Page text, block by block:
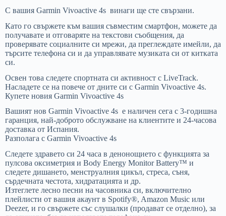
С вашия Garmin Vivoactive 4s винаги ще сте свързани.
Като го свържете към вашия съвместим смартфон, можете да
получавате и отговаряте на текстови съобщения, да
проверявате социалните си мрежи, да преглеждате имейли, да
търсите телефона си и да управлявате музиката си от китката
си.
Освен това следете спортната си активност с LiveTrack.
Насладете се на повече от дните си с Garmin Vivoactive 4s.
Купете новия Garmin Vivoactive 4s
Вашият нов Garmin Vivoactive 4s е наличен сега с 3-годишна
гаранция, най-доброто обслужване на клиентите и 24-часова
доставка от Испания.
Разполага с Garmin Vivoactive 4s
Следете здравето си 24 часа в денонощието с функцията за
пулсова оксиметрия и Body Energy Monitor Battery™ и
следете дишането, менструалния цикъл, стреса, съня,
сърдечната честота, хидратацията и др.
Изтеглете лесно песни на часовника си, включително
плейлисти от вашия акаунт в Spotify®, Amazon Music или
Deezer, и го свържете със слушалки (продават се отделно), за